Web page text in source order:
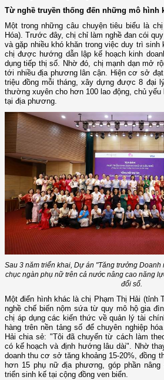
Từ nghề truyền thống đến những mô hình
Một trong những câu chuyện tiêu biểu là
Hóa). Trước đây, chị chỉ làm nghề đan cói
và gặp nhiều khó khăn trong việc duy trì sinh
chị được hướng dẫn lập kế hoạch kinh
dụng tiếp thị số. Nhờ đó, chị mạnh dạn mở
tới nhiều địa phương lân cận. Hiện cơ sở đạt
triệu đồng mỗi tháng, xây dựng được 8 đại
thường xuyên cho hơn 100 lao động, chủ
tại địa phương.
Sau 3 năm triển khai, Dự án "Tăng trưởng
chục ngàn phụ nữ trên cả nước nâng cao năng
đổi số.
Một điển hình khác là chị Phạm Thị Hải (tỉnh
nghề chế biến nộm sứa từ quy mô hộ gia
chị áp dụng các kiến thức về quản lý tài
hàng trên nền tảng số để chuyên nghiệp
Hải chia sẻ: "Tôi đã chuyển từ cách làm
có kế hoạch và định hướng lâu dài". Nhờ
doanh thu cơ sở tăng khoảng 15-20%, đồng
hơn 15 phụ nữ địa phương, góp phần
triển sinh kế tại cộng đồng ven biển.